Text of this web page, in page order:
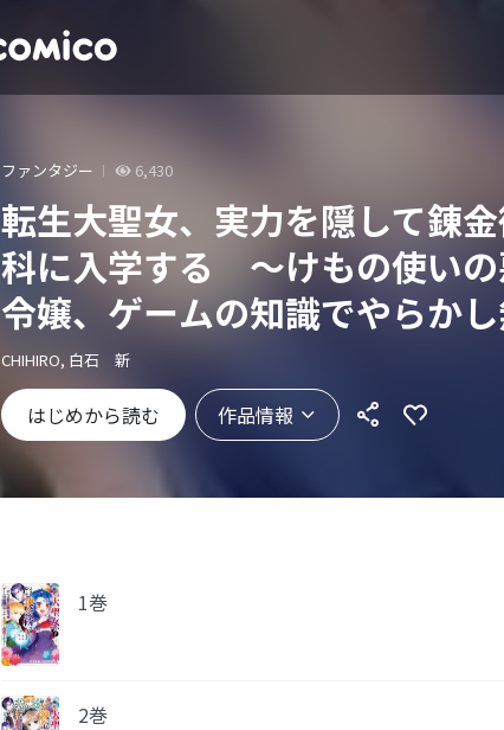
ファンタジー 6,430
転生大聖女、実力を隠して錬
科に入学する ～けもの使い
令嬢、ゲームの知識でやらか
し溺愛される～
CHIHIRO, 白石 新
はじめから読む 作品情報
1巻
2巻